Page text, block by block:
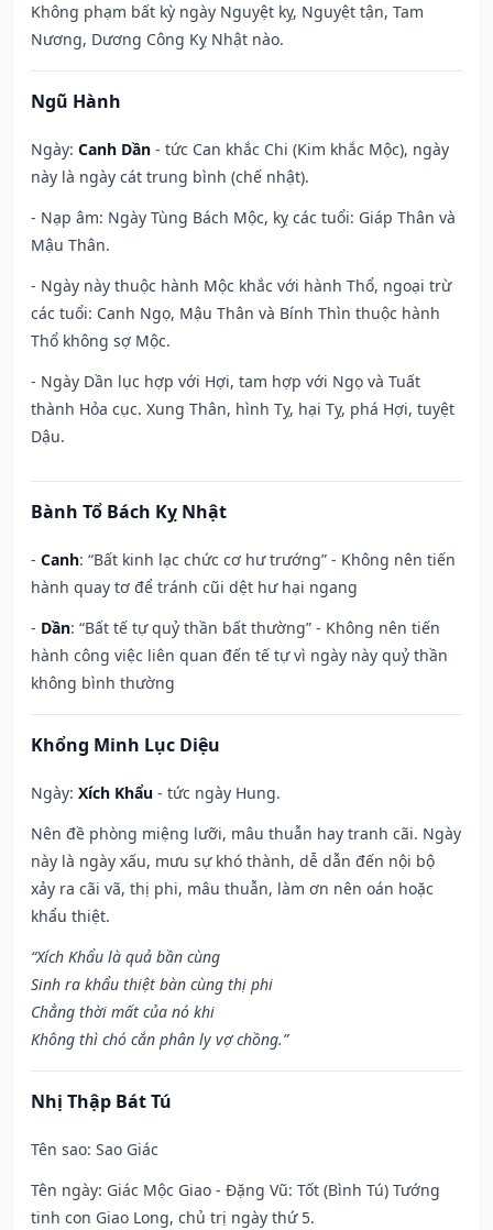
Không phạm bất kỳ ngày Nguyệt kỵ, Nguyệt tận, Tam
Nương, Dương Công Kỵ Nhật nào.
Ngũ Hành
Ngày: Canh Dần - tức Can khắc Chi (Kim khắc Mộc), ngày
này là ngày cát trung bình (chế nhật).
- Nạp âm: Ngày Tùng Bách Mộc, kỵ các tuổi: Giáp Thân và
Mậu Thân.
- Ngày này thuộc hành Mộc khắc với hành Thổ, ngoại trừ
các tuổi: Canh Ngọ, Mậu Thân và Bính Thìn thuộc hành
Thổ không sợ Mộc.
- Ngày Dần lục hợp với Hợi, tam hợp với Ngọ và Tuất
thành Hỏa cục. Xung Thân, hình Tỵ, hại Tỵ, phá Hợi, tuyệt
Dậu.
Bành Tổ Bách Kỵ Nhật
- Canh: “Bất kinh lạc chức cơ hư trướng” - Không nên tiến
hành quay tơ để tránh cũi dệt hư hại ngang
- Dần: “Bất tế tự quỷ thần bất thường” - Không nên tiến
hành công việc liên quan đến tế tự vì ngày này quỷ thần
không bình thường
Khổng Minh Lục Diệu
Ngày: Xích Khẩu - tức ngày Hung.
Nên đề phòng miệng lưỡi, mâu thuẫn hay tranh cãi. Ngày
này là ngày xấu, mưu sự khó thành, dễ dẫn đến nội bộ
xảy ra cãi vã, thị phi, mâu thuẫn, làm ơn nên oán hoặc
khẩu thiệt.
“Xích Khẩu là quả bần cùng
Sinh ra khẩu thiệt bàn cùng thị phi
Chẳng thời mất của nó khi
Không thì chó cắn phân ly vợ chồng.”
Nhị Thập Bát Tú
Tên sao: Sao Giác
Tên ngày: Giác Mộc Giao - Đặng Vũ: Tốt (Bình Tú) Tướng
tinh con Giao Long, chủ trị ngày thứ 5.